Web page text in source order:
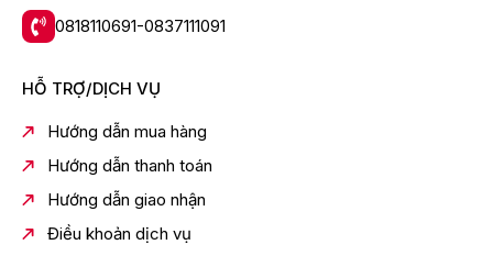
Có
12.000 lít (*6)
12.000 lít (*6)
Giới hạn sử dụng bộ lọc (Hướng dẫn thay
thế)
Xấp xỉ 1 năm (*7)
0818110691-0837111091
HỖ TRỢ/DỊCH VỤ
Hướng dẫn mua hàng
Hướng dẫn thanh toán
Hướng dẫn giao nhận
Điều khoản dịch vụ